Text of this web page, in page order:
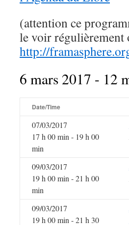
(attention ce
le voir régulièrement
http://
6 mars 2017 - 12
Date/Time
07/03/2017
17 h 00 min - 19 h 00
min
09/03/2017
19 h 00 min - 21 h 00
min
09/03/2017
19 h 00 min - 21 h 30